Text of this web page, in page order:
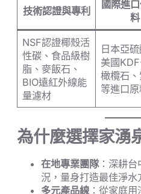
技術認證與專利
國際進
料
NSF認證椰殼活
性碳、食品級樹
脂、麥飯石、
BIO遠紅外線能
量濾材
日本亞硫
美國
橄欖石
等進口
為什麼選擇家湧
在地專業團隊：深耕台
況，量身打造最佳淨水
多元產品線：從家庭用